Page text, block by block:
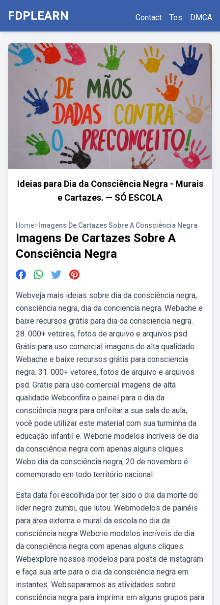
FDPLEARN Contact Tos DMCA
Ideias para Dia da Consciência Negra - Murais
e Cartazes. — SÓ ESCOLA
Home> Imagens De Cartazes Sobre A Consciência Negra
Imagens De Cartazes Sobre A
Consciência Negra
Webveja mais ideias sobre dia da consciência negra,
consciência negra, dia da conciencia negra. Webache e
baixe recursos grátis para dia da consciencia negra.
28. 000+ vetores, fotos de arquivo e arquivos psd.
Grátis para uso comercial imagens de alta qualidade
Webache e baixe recursos grátis para consciencia
negra. 31. 000+ vetores, fotos de arquivo e arquivos
psd. Grátis para uso comercial imagens de alta
qualidade Webconfira o painel para o dia da
consciência negra para enfeitar a sua sala de aula,
você pode utilizar este material com sua turminha da
educação infantil e. Webcrie modelos incríveis de dia
da consciência negra com apenas alguns cliques.
Webo dia da consciência negra, 20 de novembro é
comemorado em todo território nacional.
Esta data foi escolhida por ter sido o dia da morte do
líder negro zumbi, que lutou. Webmodelos de painéis
para área externa e mural da escola no dia da
consciência negra Webcrie modelos incríveis de dia
da consciência negra com apenas alguns cliques.
Webexplore nossos modelos para posts de instagram
e faça sua arte para o dia da consciência negra em
instantes. Webseparamos as atividades sobre
consciência negra para imprimir em alguns grupos para